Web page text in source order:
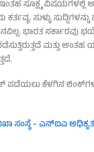
ಸೂಕ್ಷ್ಮ ವಿಷಯಗಳಲ್ಲಿ
ಸುಳ್ಳು
ಭಾರತ ಸರ್ಕಾರವು
ಮತ್ತು
ಪಡೆಯಲು ಕೆಳಗಿನ
ಸಂಸ್ಥೆ – ಎನ್‌ಐಎ